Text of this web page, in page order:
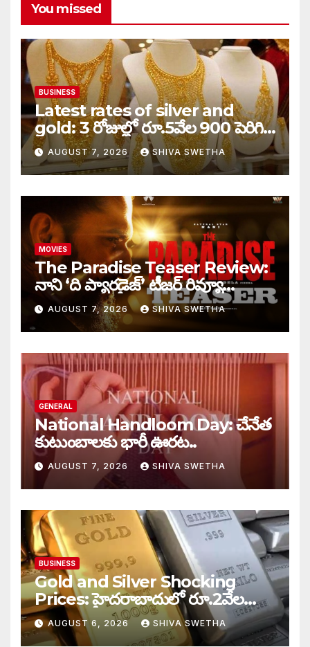
You missed
BUSINESS
Latest rates of silver and
gold: 3 రోజుల్లో రూ.5వేల 900 పెరిగిన
తులం గోల్డ్…
AUGUST 7, 2026 SHIVA SWETHA
MOVIES
The Paradise Teaser Review:
నాని ‘ది ప్యారడైజ్’ టీజర్ రివ్యూ…
AUGUST 7, 2026 SHIVA SWETHA
GENERAL
National Handloom Day: చేనేత
కుటుంబాలకు భారీ ఊరట..
AUGUST 7, 2026 SHIVA SWETHA
BUSINESS
Gold and Silver Shocking
Prices: హైదరాబాదులో రూ.2వేల
900 పెరిగిన తులం రేటు…
AUGUST 6, 2026 SHIVA SWETHA